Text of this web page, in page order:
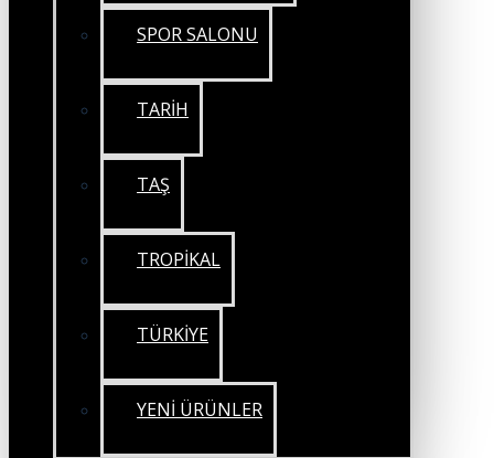
SPOR SALONU
TARİH
TAŞ
TROPİKAL
TÜRKİYE
YENİ ÜRÜNLER